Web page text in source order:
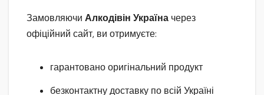
Замовляючи Алкодівін Україна через
офіційний сайт, ви отримуєте:
гарантовано оригінальний продукт
безконтактну доставку по всій Україні